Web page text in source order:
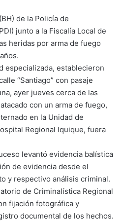
de la Policía de
junto a la Fiscalía Local de
heridas por arma de fuego
especializada, establecieron
“Santiago” con pasaje
ayer jueves cerca de las
con un arma de fuego,
en la Unidad de
Regional Iquique, fuera
levantó evidencia balística
de evidencia desde el
y respectivo análisis criminal.
de Criminalística Regional
fijación fotográfica y
documental de los hechos.